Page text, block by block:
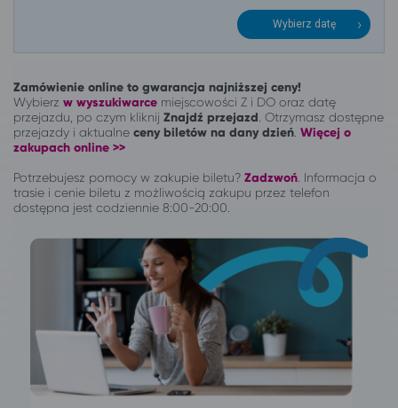
Wybierz datę
Zamówienie online to gwarancja najniższej ceny!
Wybierz w wyszukiwarce miejscowości Z i DO oraz datę
przejazdu, po czym kliknij Znajdź przejazd . Otrzymasz dostępne
przejazdy i aktualne ceny biletów na dany dzień Więcej o
zakupach online >>
Potrzebujesz pomocy w zakupie biletu? Zadzwoń Informacja o
trasie i cenie biletu z możliwością zakupu przez telefon
dostępna jest codziennie 8:00-20:00.